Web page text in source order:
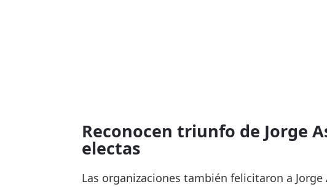
Reconocen triunfo de Jorge
electas
Las organizaciones también felicitaron a